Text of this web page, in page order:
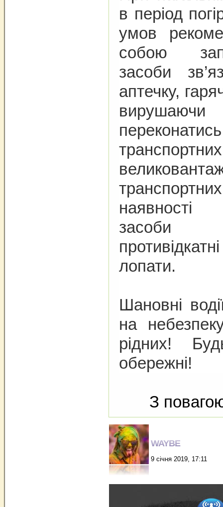
в період
умов
собою
засоби
аптечку,
наявності
засоби
лопати.
Шановні
на
рідних!
обережні!
З
WAYBE
9 січня 2019, 17:11